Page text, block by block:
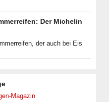
Der Michelin
der auch bei Eis
Magazin